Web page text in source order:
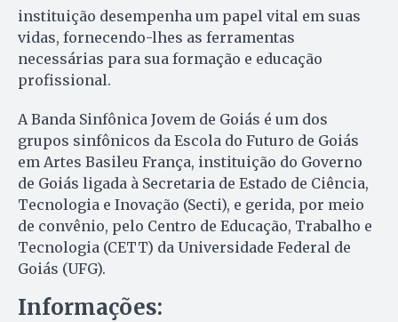
instituição desempenha um papel vital em suas
vidas, fornecendo-lhes as ferramentas
necessárias para sua formação e educação
profissional.
A Banda Sinfônica Jovem de Goiás é um dos
grupos sinfônicos da Escola do Futuro de Goiás
em Artes Basileu França, instituição do Governo
de Goiás ligada à Secretaria de Estado de Ciência,
Tecnologia e Inovação (Secti), e gerida, por meio
de convênio, pelo Centro de Educação, Trabalho e
Tecnologia (CETT) da Universidade Federal de
Goiás (UFG).
Informações: